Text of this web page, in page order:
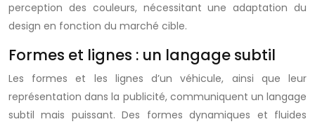
perception des couleurs, nécessitant une adaptation du
design en fonction du marché cible.
Formes et lignes : un langage subtil
Les formes et les lignes d’un véhicule, ainsi que leur
représentation dans la publicité, communiquent un langage
subtil mais puissant. Des formes dynamiques et fluides